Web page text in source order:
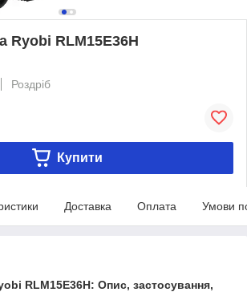
Ryobi RLM15E36H
Роздріб
Купити
Доставка Оплата Умови
RLM15E36H: Опис, застосування,